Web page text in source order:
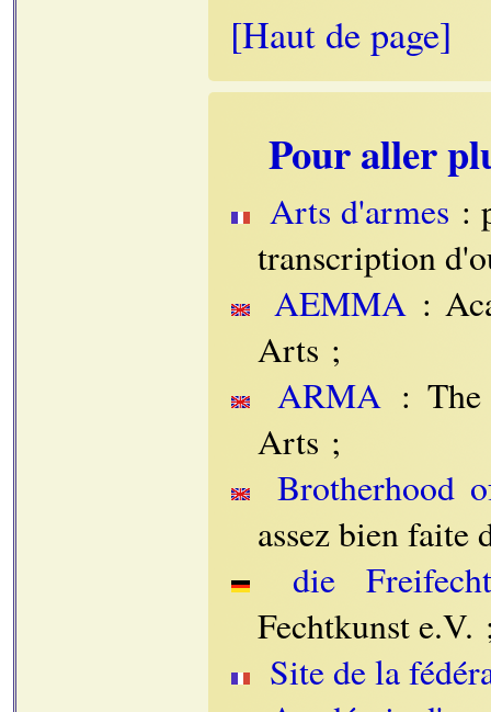
[Haut de page]
Pour aller
Arts d'armes :
transcription
AEMMA:
Arts ;
ARMA: The
Arts ;
Brotherhood
assez bien faite
die
Fechtkunst e.V.
Site de la